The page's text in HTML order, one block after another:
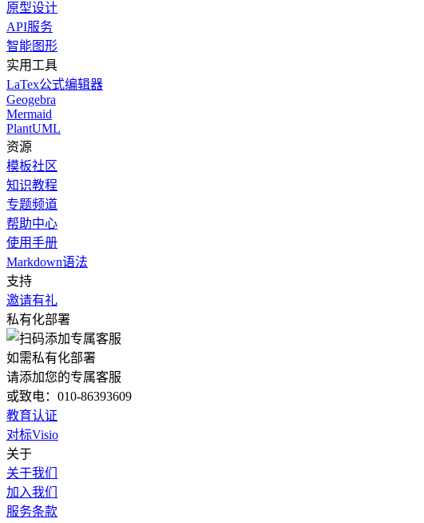
原型设计
API服务
智能图形
实用工具
LaTex公式编辑器
Geogebra
Mermaid
PlantUML
资源
模板社区
知识教程
专题频道
帮助中心
使用手册
Markdown语法
支持
邀请有礼
私有化部署
如需私有化部署
请添加您的专属客服
或致电：010-86393609
教育认证
对标Visio
关于
关于我们
加入我们
服务条款